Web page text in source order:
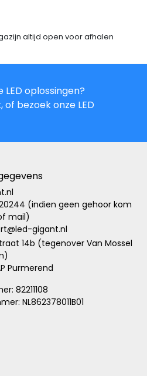
altijd open voor afhalen
oplossingen?
of bezoek onze LED
(indien geen gehoor kom
mail)
gigant.nl
14b (tegenover Van Mossel
Purmerend
82211108
NL862378011B01